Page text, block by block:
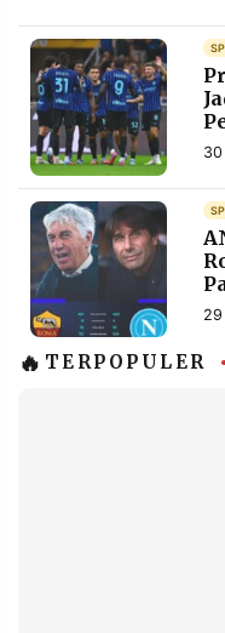
30
🔥 TERPOPULER